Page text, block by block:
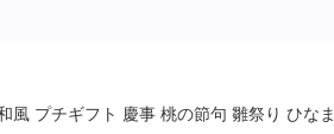
風 プチギフト 慶事 桃の節句 雛祭り ひなま